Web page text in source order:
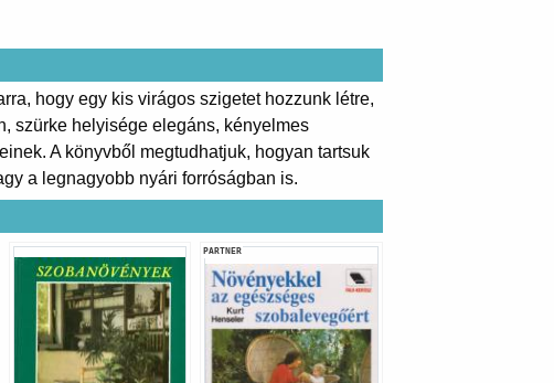
hogy egy kis virágos szigetet hozzunk létre,
szürke helyisége elegáns, kényelmes
A könyvből megtudhatjuk, hogyan tartsuk
a legnagyobb nyári forróságban is.
PARTNER